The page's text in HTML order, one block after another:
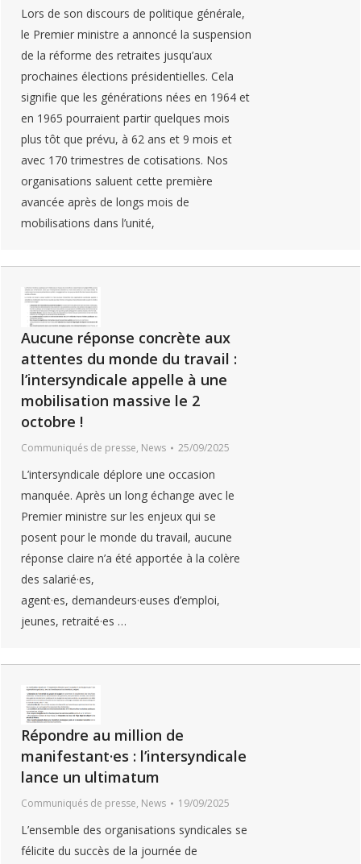
Lors de son discours de politique générale,
le Premier ministre a annoncé la suspension
de la réforme des retraites jusqu’aux
prochaines élections présidentielles. Cela
signifie que les générations nées en 1964 et
en 1965 pourraient partir quelques mois
plus tôt que prévu, à 62 ans et 9 mois et
avec 170 trimestres de cotisations. Nos
organisations saluent cette première
avancée après de longs mois de
mobilisations dans l’unité,
Aucune réponse concrète aux
attentes du monde du travail :
l’intersyndicale appelle à une
mobilisation massive le 2
octobre !
Communiqués de presse, News 25/09/2025
L’intersyndicale déplore une occasion
manquée. Après un long échange avec le
Premier ministre sur les enjeux qui se
posent pour le monde du travail, aucune
réponse claire n’a été apportée à la colère
des salarié·es,
agent·es, demandeurs·euses d’emploi,
jeunes, retraité·es …
Répondre au million de
manifestant·es : l’intersyndicale
lance un ultimatum
Communiqués de presse, News 19/09/2025
L’ensemble des organisations syndicales se
félicite du succès de la journée de